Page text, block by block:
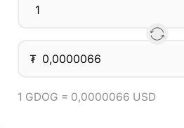
₮
1 GDOG = 0,0000066 USD